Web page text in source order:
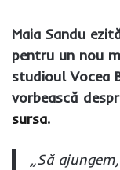
Maia Sandu
pentru un nou
studioul Vocea
vorbească
sursa.
„Să